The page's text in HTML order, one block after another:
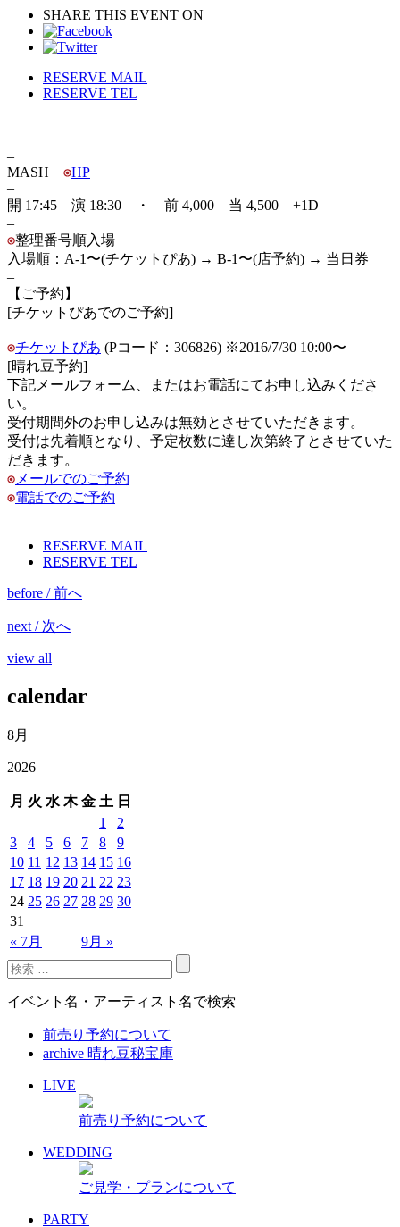
SHARE THIS EVENT ON
RESERVE MAIL
RESERVE TEL
–
MASH
HP
–
開 17:45 演 18:30 ・ 前 4,000 当 4,500 +1D
–
整理番号順入場
入場順：A-1〜(チケットぴあ) → B-1〜(店予約) → 当日券
–
【ご予約】
[チケットぴあでのご予約]
チケットぴあ (Pコード：306826) ※2016/7/30 10:00〜
[晴れ豆予約]
下記メールフォーム、またはお電話にてお申し込みくださ
い。
受付期間外のお申し込みは無効とさせていただきます。
受付は先着順となり、予定枚数に達し次第終了とさせていた
だきます。
メールでのご予約
電話でのご予約
–
RESERVE MAIL
RESERVE TEL
before / 前へ
next / 次へ
view all
calendar
8月
2026
月 火 水 木 金 土 日
« 7月 9月 »
1
2
3
4 5 6 7 8
9
10 11 12 13 14 15 16
17 18 19 20 21 22 23
24 25 26 27 28 29 30
31
イベント名・アーティスト名で検索
前売り予約について
archive 晴れ豆秘宝庫
LIVE
前売り予約について
WEDDING
ご見学・プランについて
PARTY